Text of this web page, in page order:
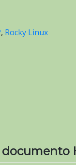
, Rocky Linux